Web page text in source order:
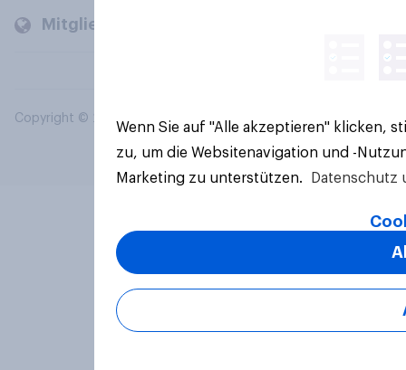
Mitglieder und Kunden
Copyright © 2026 YouGov PLC. Alle Rechte vorbehalten.
Wenn Sie auf "Alle akzeptieren" klicken,
zu, um die Websitenavigation und -
Marketing zu unterstützen.
Datenschutz